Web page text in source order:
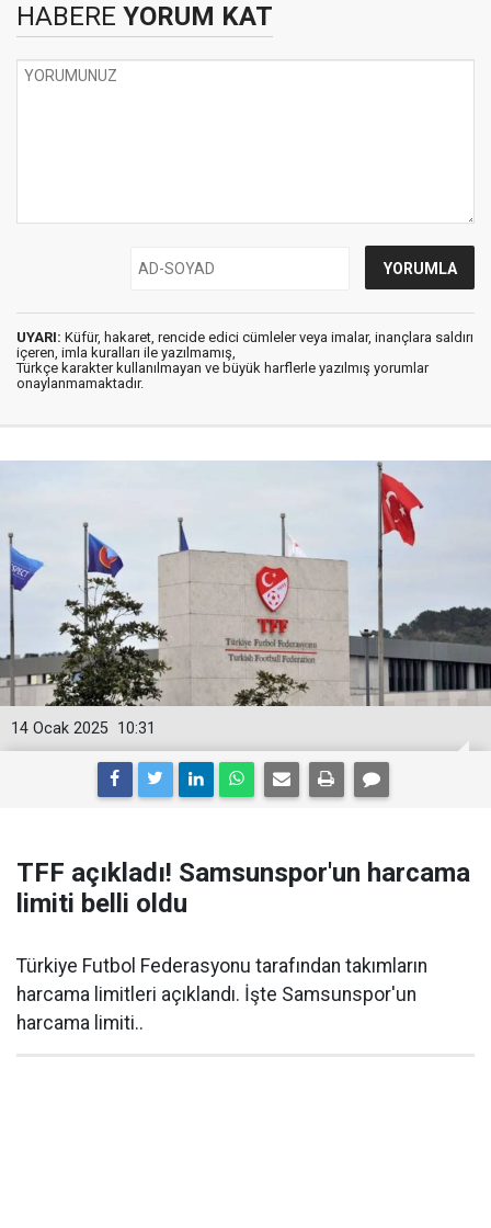
HABERE YORUM KAT
UYARI: Küfür, hakaret, rencide edici cümleler veya imalar, inançlara saldırı
içeren, imla kuralları ile yazılmamış,
Türkçe karakter kullanılmayan ve büyük harflerle yazılmış yorumlar
onaylanmamaktadır.
10:31
14 Ocak 2025
TFF açıkladı! Samsunspor'un harcama
limiti belli oldu
Türkiye Futbol Federasyonu tarafından takımların
harcama limitleri açıklandı. İşte Samsunspor'un
harcama limiti..